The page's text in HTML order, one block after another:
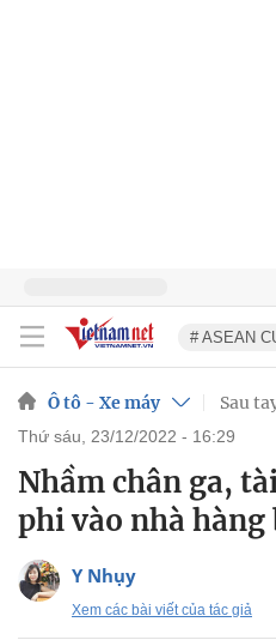
# ASEAN
Ô tô - Xe máy Sau
thứ sáu, 23/12/2022 - 16:29
Nhầm chân ga,
phi vào nhà hàng
Y Nhụy
Xem các bài viết của tác giả